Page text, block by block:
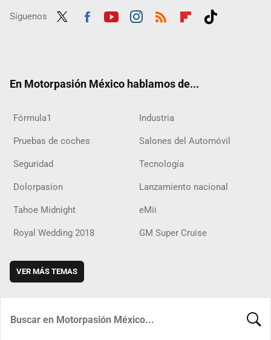
Síguenos
En Motorpasión México hablamos de...
Fórmula1 Industria
Pruebas de coches Salones del Automóvil
Seguridad Tecnología
Dolorpasion Lanzamiento nacional
Tahoe Midnight eMii
Royal Wedding 2018 GM Super Cruise
VER MÁS TEMAS